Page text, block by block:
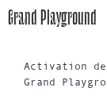
Grand Playground
Activation de
Grand